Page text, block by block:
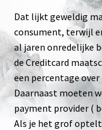
Dat lijkt geweldig
consument, terwijl
al jaren onredelijke
de Creditcard
een percentage
Daarnaast moeten
payment provider (
Als je het grof